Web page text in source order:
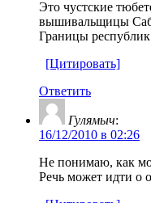
Это чустские
вышивальщицы
Границы республик
[Цитировать]
Ответить
Гулямыч:
16/12/2010 в 02:26
Не понимаю, как
Речь может идти